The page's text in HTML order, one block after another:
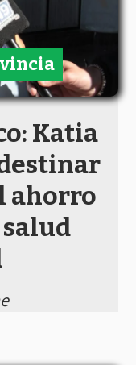
Katia
ahorro